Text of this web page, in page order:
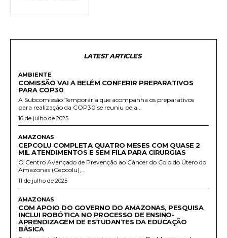
LATEST ARTICLES
AMBIENTE
COMISSÃO VAI A BELÉM CONFERIR PREPARATIVOS
PARA COP30
A Subcomissão Temporária que acompanha os preparativos
para realização da COP30 se reuniu pela...
16 de julho de 2025
AMAZONAS
CEPCOLU COMPLETA QUATRO MESES COM QUASE 2
MIL ATENDIMENTOS E SEM FILA PARA CIRURGIAS
O Centro Avançado de Prevenção ao Câncer do Colo do Útero do
Amazonas (Cepcolu),...
11 de julho de 2025
AMAZONAS
COM APOIO DO GOVERNO DO AMAZONAS, PESQUISA
INCLUI ROBÓTICA NO PROCESSO DE ENSINO-
APRENDIZAGEM DE ESTUDANTES DA EDUCAÇÃO
BÁSICA